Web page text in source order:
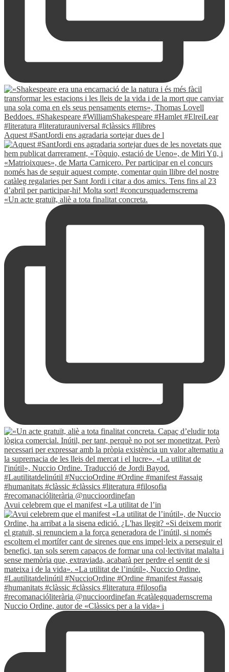
Aquest #SantJordi ens agradaria sortejar dues de l
«Un acte gratuït, aliè a tota finalitat concreta.
Avui celebrem que el manifest «La utilitat de l’in
Nuccio Ordine, autor de «Clàssics per a la vida» i